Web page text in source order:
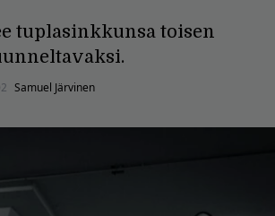
tuplasinkkunsa toisen
Samuel Järvinen